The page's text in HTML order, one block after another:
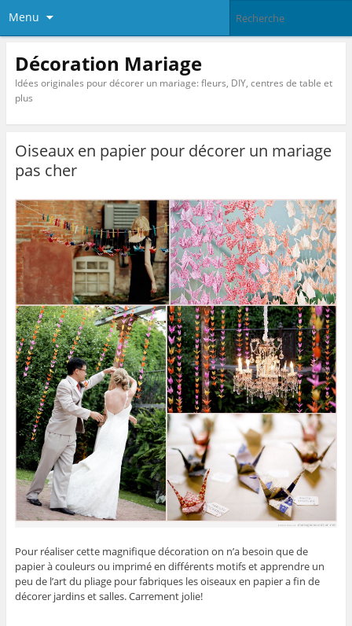
Menu
Décoration Mariage
Idées originales pour décorer un mariage: fleurs, DIY, centres de table et
plus
Oiseaux en papier pour décorer un mariage
pas cher
Pour réaliser cette magnifique décoration on n’a besoin que de
papier à couleurs ou imprimé en différents motifs et apprendre un
peu de l’art du pliage pour fabriques les oiseaux en papier a fin de
décorer jardins et salles. Carrement jolie!